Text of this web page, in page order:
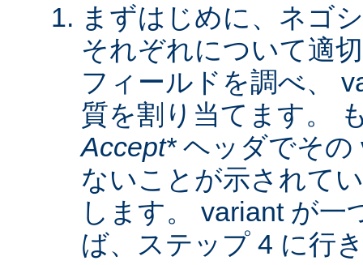
まずはじめに、ネゴ
それぞれについて適
フィールドを調べ、
質を割り当てます。
Accept*ヘッダでその
ないことが示されて
します。 variant が
ば、ステップ 4 に行